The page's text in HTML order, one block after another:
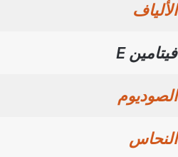
الألياف
فيتامين E
الصوديوم
النحاس